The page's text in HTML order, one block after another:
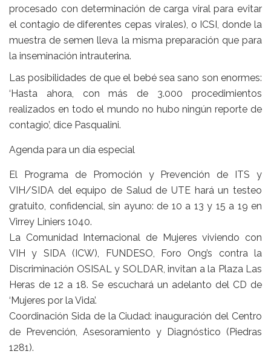
procesado con determinación de carga viral para evitar
el contagio de diferentes cepas virales), o ICSI, donde la
muestra de semen lleva la misma preparación que para
la inseminación intrauterina.
Las posibilidades de que el bebé sea sano son enormes:
‘Hasta ahora, con más de 3.000 procedimientos
realizados en todo el mundo no hubo ningún reporte de
contagio’, dice Pasqualini.
Agenda para un día especial
El Programa de Promoción y Prevención de ITS y
VIH/SIDA del equipo de Salud de UTE hará un testeo
gratuito, confidencial, sin ayuno: de 10 a 13 y 15 a 19 en
Virrey Liniers 1040.
La Comunidad Internacional de Mujeres viviendo con
VIH y SIDA (ICW), FUNDESO, Foro Ong’s contra la
Discriminación OSISAL y SOLDAR, invitan a la Plaza Las
Heras de 12 a 18. Se escuchará un adelanto del CD de
‘Mujeres por la Vida’.
Coordinación Sida de la Ciudad: inauguración del Centro
de Prevención, Asesoramiento y Diagnóstico (Piedras
1281).